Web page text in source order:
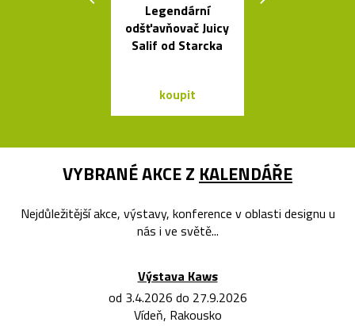
Legendární
odšťavňovač Juicy
Salif od Starcka
koupit
VYBRANÉ AKCE Z KALENDÁŘE
Nejdůležitější akce, výstavy, konference v oblasti designu u
nás i ve světě...
Výstava Kaws
od 3.4.2026 do 27.9.2026
Vídeň, Rakousko